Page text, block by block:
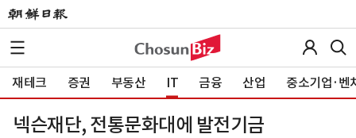
재테크 증권 부동산 IT 금융 산업 중소기업·벤
넥슨재단, 전통문화대에 발전기금